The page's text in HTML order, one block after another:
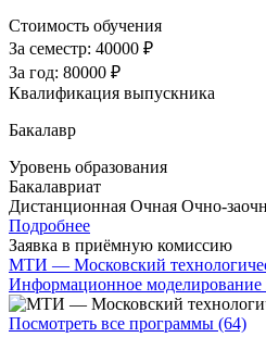
Стоимость обучения
За семестр: 40000 ₽
За год: 80000 ₽
Квалификация выпускника
Бакалавр
Уровень образования
Бакалавриат
Дистанционная Очная Очно-
Подробнее
Заявка в приёмную комиссию
МТИ — Московский
Информационное моделирование
Посмотреть все программы (64)